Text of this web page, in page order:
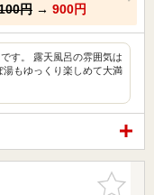
円 → 900円
す。 露天風呂の雰囲気は
もゆっくり楽しめて大満
お気に入
りに追加